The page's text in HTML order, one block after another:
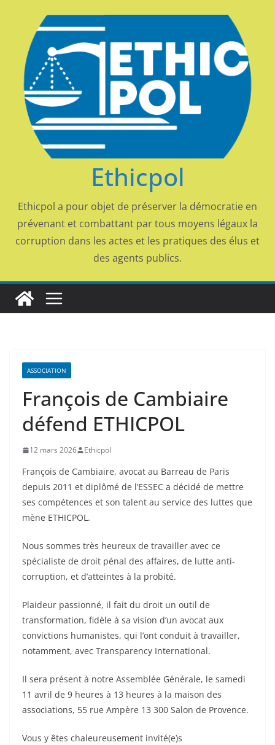
contenu
Ethicpol
Ethicpol a pour objet de préserver la démocratie en
prévenant et combattant par tous moyens légaux la
corruption dans les actes et les pratiques des élus et
des agents publics.
ASSOCIATION
François de Cambiaire
défend ETHICPOL
12 mars 2026 Ethicpol
François de Cambiaire, avocat au Barreau de Paris
depuis 2011 et diplômé de l’ESSEC a décidé de mettre
ses compétences et son talent au service des luttes que
mène ETHICPOL.
Nous sommes très heureux de travailler avec ce
spécialiste de droit pénal des affaires, de lutte anti-
corruption, et d’atteintes à la probité.
Plaideur passionné, il fait du droit un outil de
transformation, fidèle à sa vision d’un avocat aux
convictions humanistes, qui l’ont conduit à travailler,
notamment, avec Transparency International.
Il sera présent à notre Assemblée Générale, le samedi
11 avril de 9 heures à 13 heures à la maison des
associations, 55 rue Ampère 13 300 Salon de Provence.
Vous y êtes chaleureusement invité(e)s